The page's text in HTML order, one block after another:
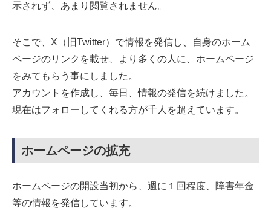
示されず、あまり閲覧されません。
そこで、X（旧Twitter）で情報を発信し、自身のホーム
ページのリンクを載せ、より多くの人に、ホームページ
をみてもらう事にしました。
アカウントを作成し、毎日、情報の発信を続けました。
現在はフォローしてくれる方が千人を超えています。
ホームページの拡充
ホームページの開設当初から、週に１回程度、障害年金
等の情報を発信しています。